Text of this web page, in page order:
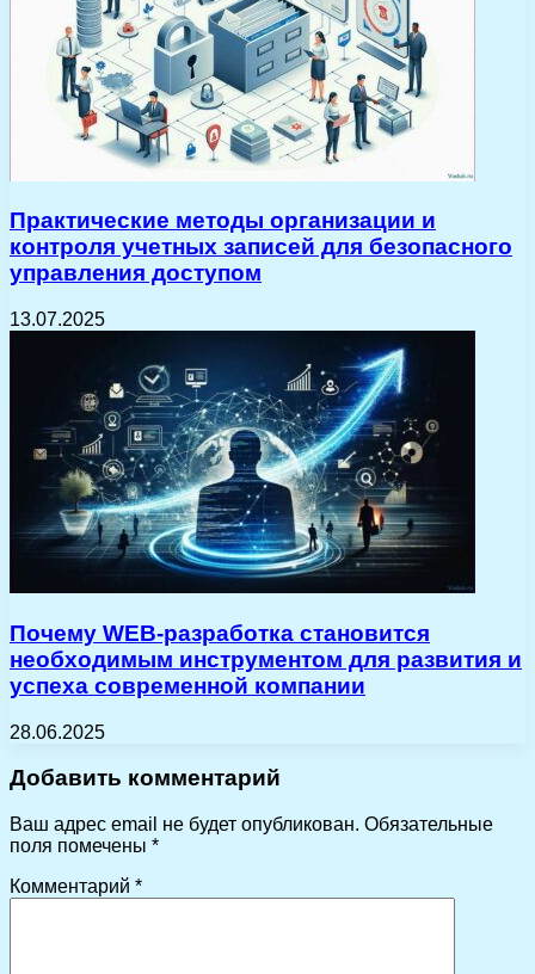
Практические методы организации и
контроля учетных записей для безопасного
управления доступом
13.07.2025
Почему WEB-разработка становится
необходимым инструментом для развития и
успеха современной компании
28.06.2025
Добавить комментарий
Ваш адрес email не будет опубликован. Обязательные
поля помечены *
Комментарий *